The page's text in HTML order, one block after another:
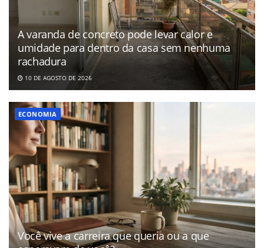
A varanda de concreto pode levar calor e
umidade para dentro da casa sem nenhuma
rachadura
10 DE AGOSTO DE 2026
ECONOMIA
Você vive a carreira que queria ou a que